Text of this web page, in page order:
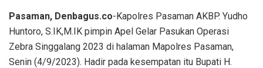
Pasaman, Denbagus.co-Kapolres Pasaman AKBP. Yudho
Huntoro, S.IK,M.IK pimpin Apel Gelar Pasukan Operasi
Zebra Singgalang 2023 di halaman Mapolres Pasaman,
Senin (4/9/2023). Hadir pada kesempatan itu Bupati H.